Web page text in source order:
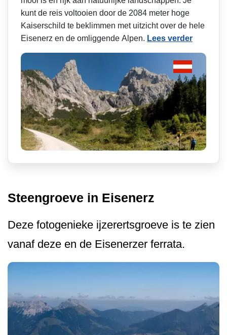
kunt de reis voltooien door de 2084 meter hoge
Kaiserschild te beklimmen met uitzicht over de hele
Eisenerz en de omliggende Alpen. Lees verder
Steengroeve in Eisenerz
Deze fotogenieke ijzerertsgroeve is te zien
vanaf deze en de Eisenerzer ferrata.